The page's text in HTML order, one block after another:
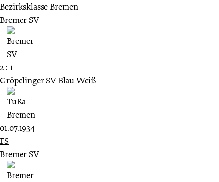
Bezirksklasse Bremen
Bremer SV
2 : 1
Gröpelinger SV Blau-Weiß
01.07.1934
FS
Bremer SV